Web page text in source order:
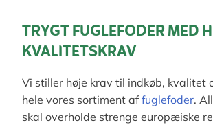
TRYGT FUGLEFODER MED
KVALITETSKRAV
Vi stiller høje krav til indkøb, kvalitet
hele vores sortiment affuglefoder.
skal overholde strenge europæiske